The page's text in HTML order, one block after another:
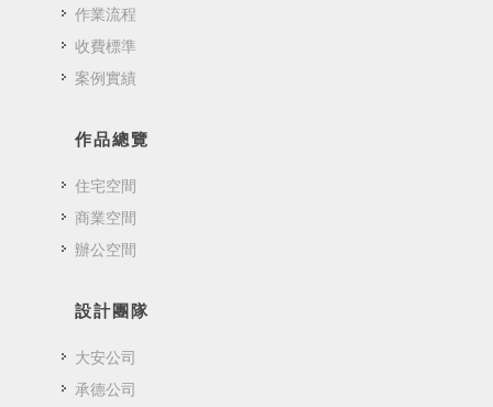
作業流程
收費標準
案例實績
作品總覽
住宅空間
商業空間
辦公空間
設計團隊
大安公司
承德公司